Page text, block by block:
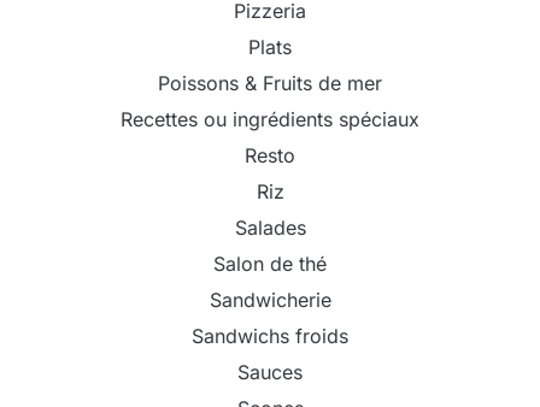
Pizzeria
Plats
Poissons & Fruits de mer
Recettes ou ingrédients spéciaux
Resto
Riz
Salades
Salon de thé
Sandwicherie
Sandwichs froids
Sauces